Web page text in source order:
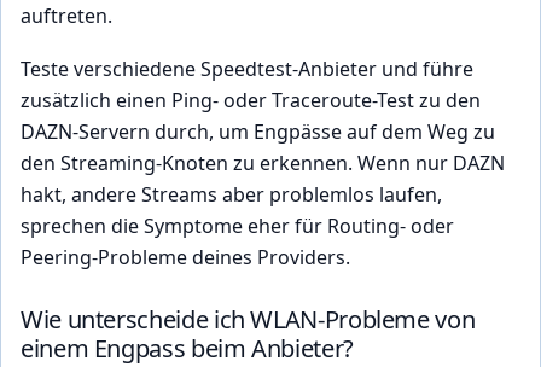
auftreten.
Teste verschiedene Speedtest-Anbieter und führe
zusätzlich einen Ping- oder Traceroute-Test zu den
DAZN-Servern durch, um Engpässe auf dem Weg zu
den Streaming-Knoten zu erkennen. Wenn nur DAZN
hakt, andere Streams aber problemlos laufen,
sprechen die Symptome eher für Routing- oder
Peering-Probleme deines Providers.
Wie unterscheide ich WLAN-Probleme von
einem Engpass beim Anbieter?